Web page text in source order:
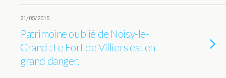
21/05/2015
Patrimoine oublié de Noisy-le-
Grand : Le Fort de Villiers est en
grand danger.